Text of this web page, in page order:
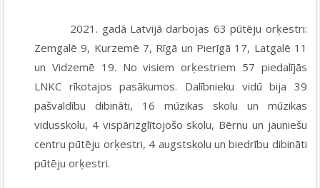
2021. gadā Latvijā darbojas 63 pūtēju orķestri:
Zemgalē 9, Kurzemē 7, Rīgā un Pierīgā 17, Latgalē 11
un Vidzemē 19. No visiem orķestriem 57 piedalījās
LNKC rīkotajos pasākumos. Dalībnieku vidū bija 39
pašvaldību dibināti, 16 mūzikas skolu un mūzikas
vidusskolu, 4 vispārizglītojošo skolu, Bērnu un jauniešu
centru pūtēju orķestri, 4 augstskolu un biedrību dibināti
pūtēju orķestri.